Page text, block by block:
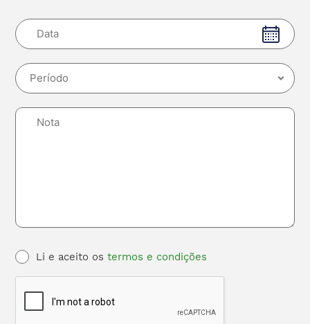
Li e aceito ostermos e condições